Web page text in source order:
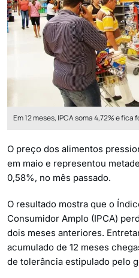
Em 12 meses, IPCA soma 4,72% e
O preço dos alimentos
em maio e representou
0,58%, no mês passado.
O resultado mostra que o
Consumidor Amplo (IPCA)
dois meses anteriores.
acumulado de 12 meses
de tolerância estipulado pelo